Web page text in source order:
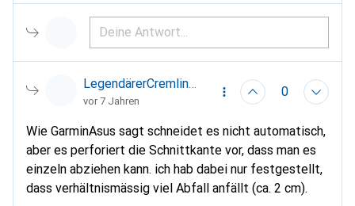
LegendärerCremlin95
vor 7 Jahren
0
Wie GarminAsus sagt schneidet es nicht automatisch,
aber es perforiert die Schnittkante vor, dass man es
einzeln abziehen kann. ich hab dabei nur festgestellt,
dass verhältnismässig viel Abfall anfällt (ca. 2 cm).